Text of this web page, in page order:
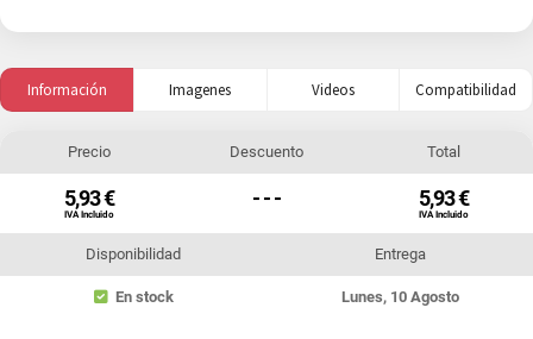
Información Imagenes Videos Compatibilidad
Precio
5,93 €
IVA Incluido
Descuento
- - -
Total
5,93 €
IVA Incluido
Disponibilidad
En stock
Entrega
Lunes, 10 Agosto